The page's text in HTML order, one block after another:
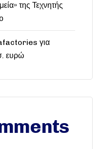
της Τεχνητής
για
ευρώ